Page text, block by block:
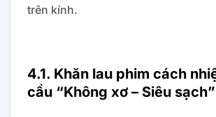
trên kính.
4.1. Khăn lau phim cách
cầu “Không xơ – Siêu sạch”